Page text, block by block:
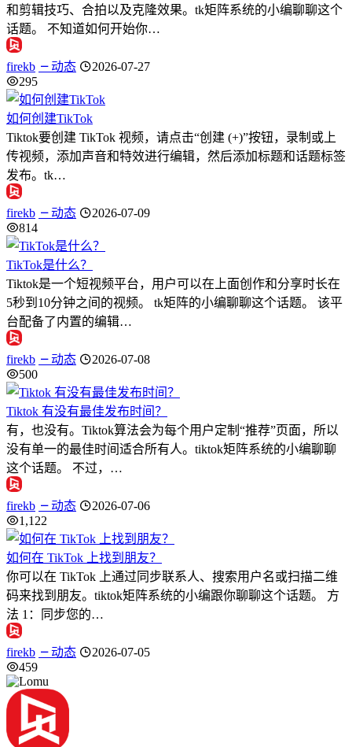
和剪辑技巧、合拍以及克隆效果。tk矩阵系统的小编聊聊这个
话题。 不知道如何开始你…
firekb 动态
2026-07-27
295
如何创建TikTok
Tiktok要创建 TikTok 视频，请点击“创建 (+)”按钮，录制或上
传视频，添加声音和特效进行编辑，然后添加标题和话题标签
发布。tk…
firekb 动态
2026-07-09
814
TikTok是什么？
Tiktok是一个短视频平台，用户可以在上面创作和分享时长在
5秒到10分钟之间的视频。 tk矩阵的小编聊聊这个话题。 该平
台配备了内置的编辑…
firekb 动态
2026-07-08
500
Tiktok 有没有最佳发布时间？
有，也没有。Tiktok算法会为每个用户定制“推荐”页面，所以
没有单一的最佳时间适合所有人。tiktok矩阵系统的小编聊聊
这个话题。 不过，…
firekb 动态
2026-07-06
1,122
如何在 TikTok 上找到朋友？
你可以在 TikTok 上通过同步联系人、搜索用户名或扫描二维
码来找到朋友。tiktok矩阵系统的小编跟你聊聊这个话题。 方
法 1：同步您的…
firekb 动态
2026-07-05
459